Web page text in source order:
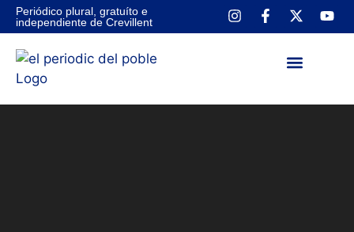
Periódico plural, gratuíto e
independiente de Crevillent